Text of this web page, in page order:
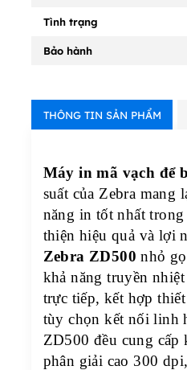
Tình trạng
Bảo hành
THÔNG TIN SẢN PHẨM
Máy in mã vạch để
suất của Zebra mang
năng in tốt nhất
thiện hiệu quả và lợi
Zebra ZD500 nhỏ
khả năng truyền
trực tiếp, kết hợp
tùy chọn kết nối linh
ZD500 đều cung cấp
phân giải cao 300